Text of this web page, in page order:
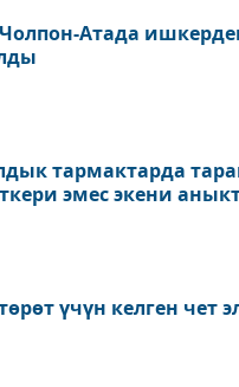
Атада
тармактарда
эмес экени
үчүн келген чет